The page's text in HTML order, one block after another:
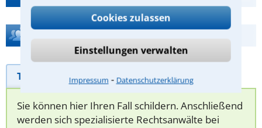
Cookies zulassen
Einstellungen verwalten
Impressum ⁃ Datenschutzerklärung
Hilfe bei Ihrer Anwaltsuche?
Telefonhilfe Beratungsanfrage
Sie können hier Ihren Fall schildern. Anschließend
werden sich spezialisierte Rechtsanwälte bei